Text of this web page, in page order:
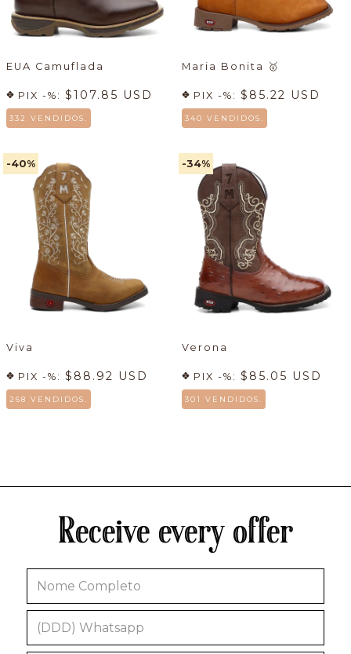
EUA Camuflada
PIX -%: $107.85 USD
332 VENDIDOS.
Maria Bonita 🥇
PIX -%: $85.22 USD
340 VENDIDOS.
-40%
Viva
PIX -%: $88.92 USD
268 VENDIDOS.
-34%
Verona
PIX -%: $85.05 USD
301 VENDIDOS.
Receive every offer